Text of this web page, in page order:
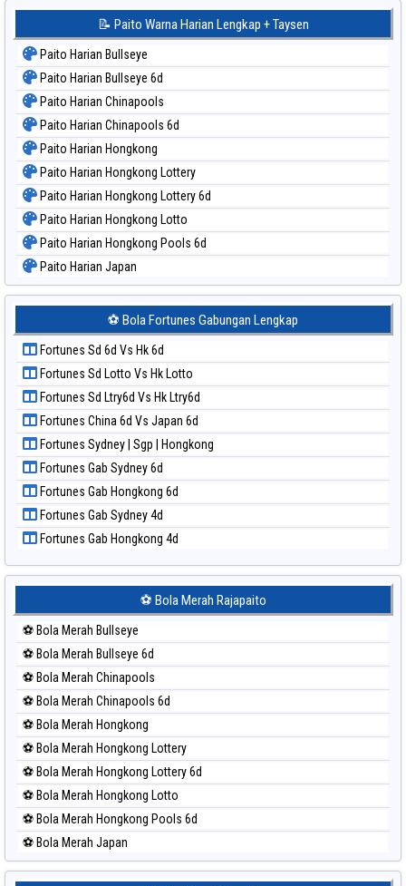
📝 Paito Warna Harian Lengkap + Taysen
Paito Harian Bullseye
Paito Harian Bullseye 6d
Paito Harian Chinapools
Paito Harian Chinapools 6d
Paito Harian Hongkong
Paito Harian Hongkong Lottery
Paito Harian Hongkong Lottery 6d
Paito Harian Hongkong Lotto
Paito Harian Hongkong Pools 6d
Paito Harian Japan
Paito Harian Japan 6d
Paito Harian Korea
Paito Harian Kuda Lari
Paito Harian Magnum Cambodia
Paito Harian Nagoya
Paito Harian New York Midday
Paito Harian North Carolina Day
Paito Harian Pcso
Paito Harian Pennsylvania Day
Paito Harian Sao Paulo
Paito Harian Singapore
Paito Harian Sydney
Paito Harian Sydney Lottery
Paito Harian Sydney Lottery 6d
Paito Harian Sydney Lotto
Paito Harian Sydney Pools 6d
Paito Harian Taipei
Paito Harian Taiwan
⚽ Bola Fortunes Gabungan Lengkap
Fortunes Sd 6d Vs Hk 6d
Fortunes Sd Lotto Vs Hk Lotto
Fortunes Sd Ltry6d Vs Hk Ltry6d
Fortunes China 6d Vs Japan 6d
Fortunes Sydney | Sgp | Hongkong
Fortunes Gab Sydney 6d
Fortunes Gab Hongkong 6d
Fortunes Gab Sydney 4d
Fortunes Gab Hongkong 4d
⚽ Bola Merah Rajapaito
⚽ Bola Merah Bullseye
⚽ Bola Merah Bullseye 6d
⚽ Bola Merah Chinapools
⚽ Bola Merah Chinapools 6d
⚽ Bola Merah Hongkong
⚽ Bola Merah Hongkong Lottery
⚽ Bola Merah Hongkong Lottery 6d
⚽ Bola Merah Hongkong Lotto
⚽ Bola Merah Hongkong Pools 6d
⚽ Bola Merah Japan
⚽ Bola Merah Japan 6d